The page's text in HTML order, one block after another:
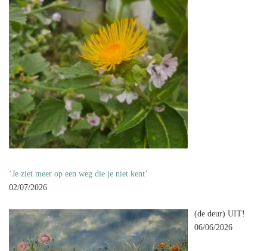
‘Je ziet meer op een weg die je niet kent’
02/07/2026
(de deur) UIT!
06/06/2026